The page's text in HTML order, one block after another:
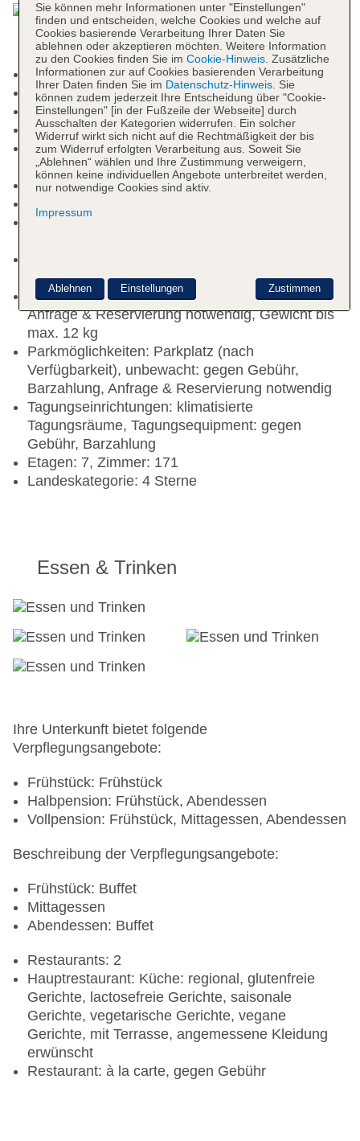
Rezeption: Sprachen: deutsch, englisch, spanisch
Lift
Dachterrasse
Pools: 1
Pool „Kontiki“: auf der Dachterrasse, Liegen:
ohne Gebühr
Whirlpool
Internet: WLAN/WiFi, im gesamten Hotel
American Express, Diners, EC Karte/Maestro
Haustier: Hund erlaubt: pro Tag ca. 12 EUR,
Anfrage & Reservierung notwendig, Gewicht bis
max. 12 kg
Parkmöglichkeiten: Parkplatz (nach
Verfügbarkeit), unbewacht: gegen Gebühr,
Barzahlung, Anfrage & Reservierung notwendig
Tagungseinrichtungen: klimatisierte
Tagungsräume, Tagungsequipment: gegen
Gebühr, Barzahlung
Etagen: 7, Zimmer: 171
Landeskategorie: 4 Sterne
Essen & Trinken
Ihre Unterkunft bietet folgende
Verpflegungsangebote:
Frühstück: Frühstück
Halbpension: Frühstück, Abendessen
Vollpension: Frühstück, Mittagessen, Abendessen
Beschreibung der Verpflegungsangebote:
Frühstück: Buffet
Mittagessen
Abendessen: Buffet
Restaurants: 2
Hauptrestaurant: Küche: regional, glutenfreie
Gerichte, lactosefreie Gerichte, saisonale
Gerichte, vegetarische Gerichte, vegane
Gerichte, mit Terrasse, angemessene Kleidung
erwünscht
Restaurant: à la carte, gegen Gebühr
Sie können mehr Informationen unter "Einstellungen"
finden und entscheiden, welche Cookies und welche auf
Cookies basierende Verarbeitung Ihrer Daten Sie
ablehnen oder akzeptieren möchten. Weitere Information
zu den Cookies finden Sie im Cookie-Hinweis. Zusätzliche
Informationen zur auf Cookies basierenden Verarbeitung
Ihrer Daten finden Sie im Datenschutz-Hinweis. Sie
können zudem jederzeit Ihre Entscheidung über "Cookie-
Einstellungen" [in der Fußzeile der Webseite] durch
Ausschalten der Kategorien widerrufen. Ein solcher
Widerruf wirkt sich nicht auf die Rechtmäßigkeit der bis
zum Widerruf erfolgten Verarbeitung aus. Soweit Sie
„Ablehnen“ wählen und Ihre Zustimmung verweigern,
können keine individuellen Angebote unterbreitet werden,
nur notwendige Cookies sind aktiv.
Impressum
Zustimmen
Ablehnen Einstellungen